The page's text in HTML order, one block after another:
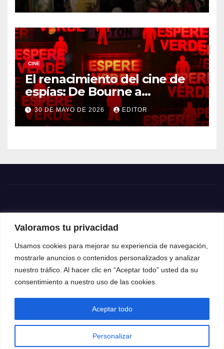
Valoramos tu privacidad
Usamos cookies para mejorar su experiencia de navegación,
mostrarle anuncios o contenidos personalizados y analizar
nuestro tráfico. Al hacer clic en “Aceptar todo” usted da su
consentimiento a nuestro uso de las cookies.
Personalizar
Aceptar todo
CINE
El renacimiento del cine de
espías: De Bourne a
Treadstone
30 DE MAYO DE 2026 EDITOR
Funciona gracias a WordPress|Tema: News Way por